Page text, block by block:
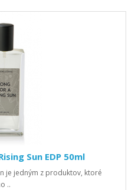
Sun EDP 50ml
je jedným z produktov, ktoré
..